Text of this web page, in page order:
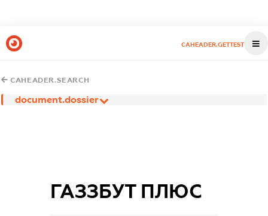
CAHEADER.GETTEST
CAHEADER.SEARCH
document.dossier
ГАЗЗБУТ ПЛЮС